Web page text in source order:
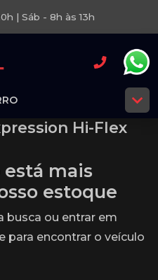
| Sáb - 8h às 13h
Hi-Flex
está mais
estoque
busca ou entrar em
para encontrar o veículo